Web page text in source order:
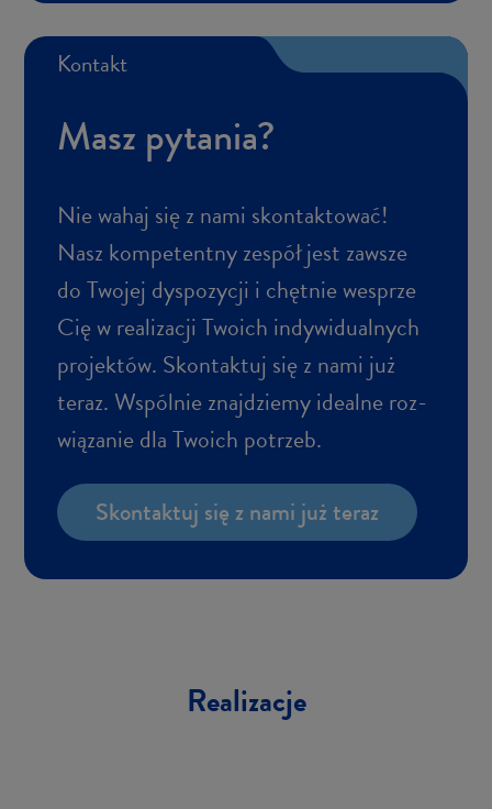
Kon­takt
Masz py­ta­nia?
Nie wahaj się z nami skon­tak­to­wać!
Nasz kom­pe­tent­ny ze­spół jest za­wsze
do Two­jej dys­po­zy­cji i chęt­nie wes­prze
Cię w re­ali­za­cji Two­ich in­dy­wi­du­al­nych
pro­jek­tów. Skon­tak­tuj się z nami już
teraz. Wspól­nie znaj­dzie­my ide­al­ne roz­
wią­za­nie dla Two­ich po­trzeb.
Skon­tak­tuj się z nami już teraz
Re­ali­za­cje